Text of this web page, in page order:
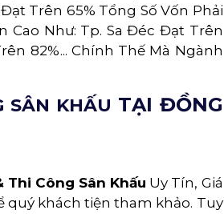
Trên 65% Tổng Số Vốn Phải
Cao Như: Tp. Sa Đéc Đạt Trên
82%... Chính Thế Mà Ngành
SÂN KHẤU TẠI ĐỒNG
Thi Công Sân Khấu Uy Tín, Giá
khách tiện tham khảo. Tuy